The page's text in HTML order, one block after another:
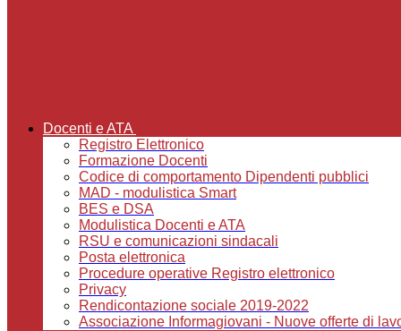
Docenti e ATA
Registro Elettronico
Formazione Docenti
Codice di comportamento Dipendenti pubblici
MAD - modulistica Smart
BES e DSA
Modulistica Docenti e ATA
RSU e comunicazioni sindacali
Posta elettronica
Procedure operative Registro elettronico
Privacy
Rendicontazione sociale 2019-2022
Associazione Informagiovani - Nuove offerte di